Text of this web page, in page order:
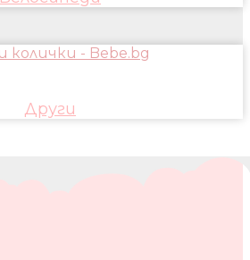
Други